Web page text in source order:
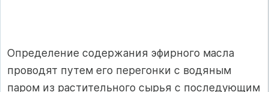
Определение содержания эфирного масла
проводят путем его перегонки с водяным
паром из растительного сырья с последующим